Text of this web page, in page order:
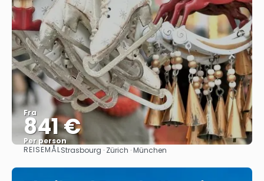
Fra
841 €
Per person
Se
REISEMÅLStrasbourg · Zürich · München